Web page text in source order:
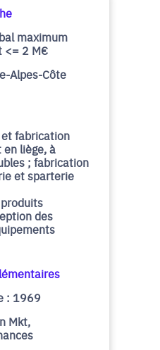
maximum
<= 2 M€
Alpes-Côte
fabrication
liège, à
; fabrication
et sparterie
des
: 1969
Mkt,